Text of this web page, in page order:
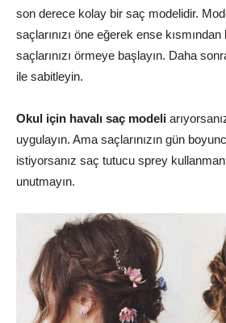
son derece kolay bir saç modelidir.
saçlarınızı öne eğerek ense kısmından
saçlarınızı örmeye başlayın. Daha
ile sabitleyin.
Okul için havalı saç modeli
uygulayın. Ama saçlarınızın gün
istiyorsanız saç tutucu sprey
unutmayın.